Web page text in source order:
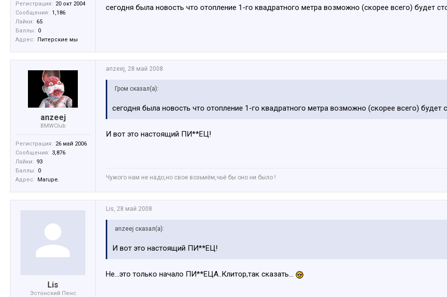
Регистрация: 20 окт 2004
Сообщения: 1,186
Лайки: 65
Баллы: 0
Адрес: Питерские мы
сегодня была новость что отопление 1-го квадратного метра возможно (скорее всего) будет
anzeej
BMWClub
Регистрация: 26 май 2006
Сообщения: 3,876
Лайки: 93
Баллы: 0
Адрес: Marupe.
anzeej, 28 май 2008
Гром сказал(а):
сегодня была новость что отопление 1-го квадратного метра возможно (скорее всего) будет
И вот это настоящий ПИ**ЕЦ!
Чужого нам не надо,но свое возьмём,чьё бы оно ни было !
Lis
Эстонский Пенс
Lis, 28 май 2008
anzeej сказал(а):
И вот это настоящий ПИ**ЕЦ!
Не...это только начало ПИ**ЕЦА..Клитор,так сказать...